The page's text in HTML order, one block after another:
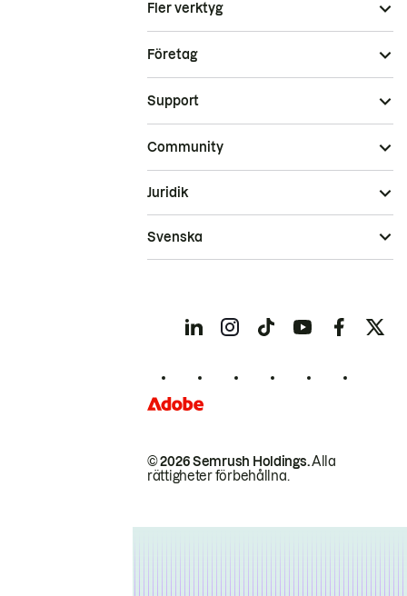
Fler verktyg
Företag
Support
Community
© 2026 Semrush Holdings.Alla
rättigheter förbehållna.
Juridik
Svenska